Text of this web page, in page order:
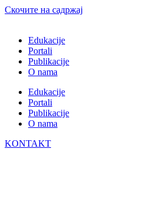
Скочите на садржај
Edukacije
Portali
Publikacije
O nama
Edukacije
Portali
Publikacije
O nama
KONTAKT